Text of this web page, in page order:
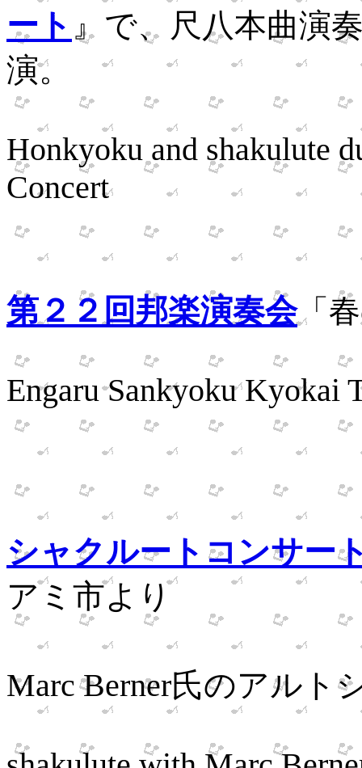
ート 』で、尺八本曲演
演。
Honkyoku and shakulute
Concert
２月
第２２回邦楽演奏会「
First
Engaru Sankyoku Kyokai
no-
５月、『
シャクルートコンサー
アミ市より
ゲス
Marc Berner氏のアルト